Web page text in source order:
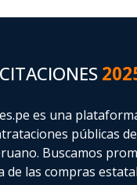
es una
públicas
Buscamos
de las compras